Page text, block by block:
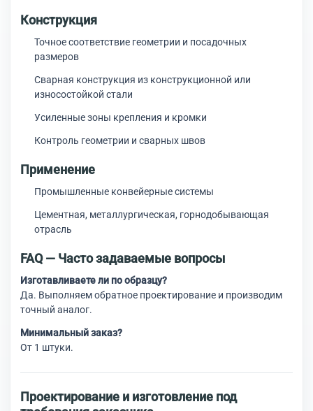
Конструкция
Точное соответствие геометрии и посадочных
размеров
Сварная конструкция из конструкционной или
износостойкой стали
Усиленные зоны крепления и кромки
Контроль геометрии и сварных швов
Применение
Промышленные конвейерные системы
Цементная, металлургическая, горнодобывающая
отрасль
FAQ — Часто задаваемые вопросы
Изготавливаете ли по образцу?
Да. Выполняем обратное проектирование и производим
точный аналог.
Минимальный заказ?
От 1 штуки.
Проектирование и изготовление под